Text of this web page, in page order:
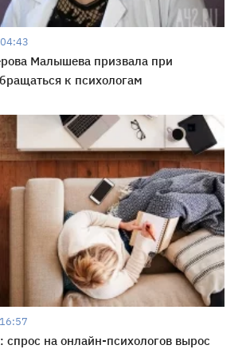
Малышева призвала при
к психологам
спрос на онлайн-психологов вырос